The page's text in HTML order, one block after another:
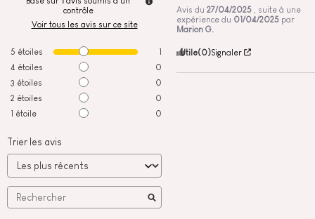
contrôle
Voir tous les avis sur ce site
5 étoiles
1
4 étoiles
0
3 étoiles
0
2 étoiles
0
1 étoile 0
Trier les avis
Avis du 27/04/2025
, suite à une
expérience du 01/04/2025 par
Marion G.
Utile(0)Signaler